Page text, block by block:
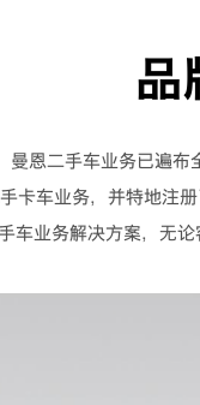
品
恩二手车业务已遍
卡车业务，并特地注
业务解决方案，无